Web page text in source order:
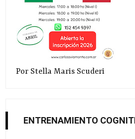
Por Stella Maris Scuderi
ENTRENAMIENTO